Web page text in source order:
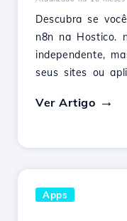
Descubra se
n8n na Hostico.
independente,
seus sites ou
Ver Artigo
Apps